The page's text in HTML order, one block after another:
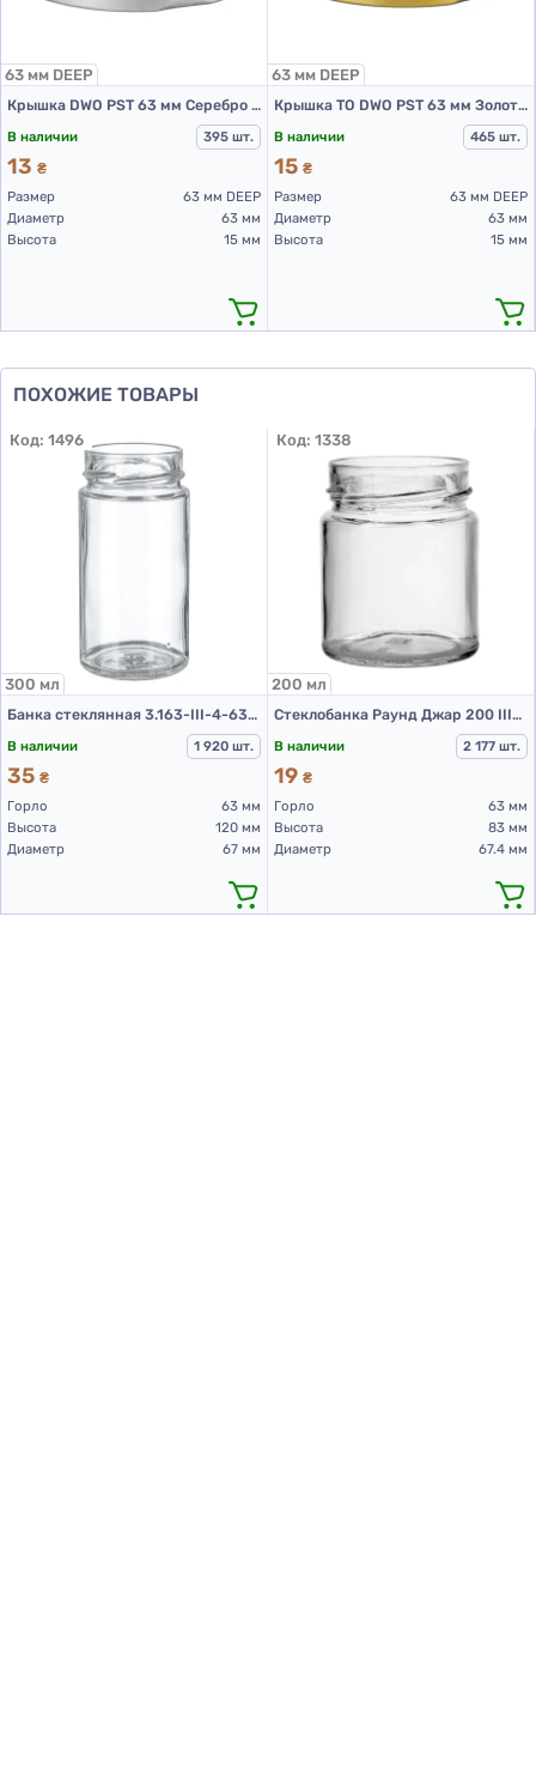
63 мм DEEP
Крышка DWO PST 63 мм Серебро (ДИП)
В наличии
395 шт.
13 ₴
Размер
63 мм DEEP
Диаметр
63 мм
Высота
15 мм
63 мм DEEP
Крышка ТО DWO PST 63 мм Золото (ДИП)
В наличии
465 шт.
15 ₴
Размер
63 мм DEEP
Диаметр
63 мм
Высота
15 мм
ПОХОЖИЕ ТОВАРЫ
Код: 1496
300 мл
Банка стеклянная 3.163-III-4-63-320 (банки стеклянные 300 мл)
В наличии
1 920 шт.
35 ₴
Горло
63 мм
Высота
120 мм
Диаметр
67 мм
Код: 1338
200 мл
Стеклобанка Раунд Джар 200 ІІІ-63 MF4420 (банки стеклянные 200 мл)
В наличии
2 177 шт.
19 ₴
Горло
63 мм
Высота
83 мм
Диаметр
67.4 мм